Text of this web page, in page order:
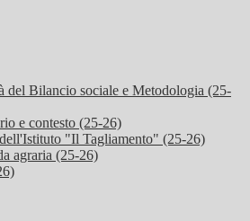
del Bilancio sociale e Metodologia (25-
e contesto (25-26)
"Il Tagliamento" (25-26)
agraria (25-26)